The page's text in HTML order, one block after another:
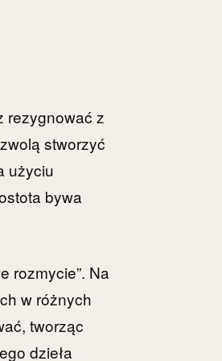
rezygnować z
stworzyć
użyciu
bywa
rozmycie”. Na
w różnych
tworząc
dzieła